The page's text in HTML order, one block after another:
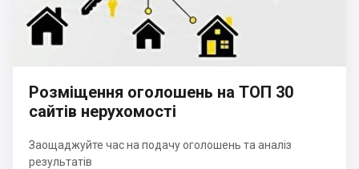
Розміщення оголошень на ТОП 30
сайтів нерухомості
Заощаджуйте час на подачу оголошень та аналіз
результатів